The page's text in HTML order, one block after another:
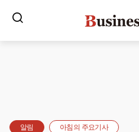
알림 아침의 주요기사